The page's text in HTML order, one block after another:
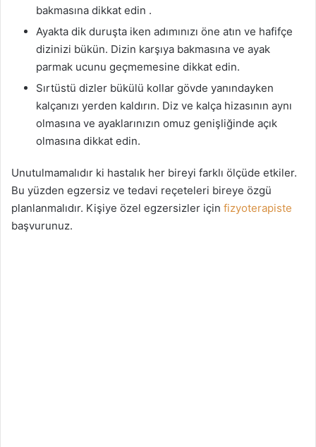
bakmasına dikkat edin .
Ayakta dik duruşta iken adımınızı öne atın ve hafifçe
dizinizi bükün. Dizin karşıya bakmasına ve ayak
parmak ucunu geçmemesine dikkat edin.
Sırtüstü dizler bükülü kollar gövde yanındayken
kalçanızı yerden kaldırın. Diz ve kalça hizasının aynı
olmasına ve ayaklarınızın omuz genişliğinde açık
olmasına dikkat edin.
Unutulmamalıdır ki hastalık her bireyi farklı ölçüde etkiler.
Bu yüzden egzersiz ve tedavi reçeteleri bireye özgü
planlanmalıdır. Kişiye özel egzersizler için fizyoterapiste
başvurunuz.